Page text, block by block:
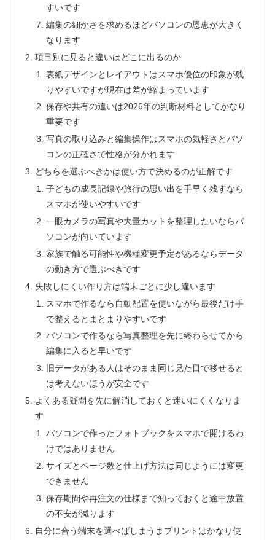
すいです
編集の細かさを求めるほどパソコンの恩恵が大きく
なります
項目別に見ると違いはどこに出るのか
表紙デザインとレイアウトはスマホ優位の印象が残
りやすいですが現在は差が縮まっています
保存や共有の違いは2026年の判断材料としてかなり
重要です
写真の取り込みと編集操作はスマホの気軽さとパソ
コンの正確さで性格が分かれます
どちらを選ぶべきかは使い方で決めるのが正解です
子どもの成長記録や旅行の思い出を手早く残すなら
スマホが使いやすいです
一眼カメラの写真や大量カットを整理したいならパ
ソコンが向いています
家族で触る可能性や機種変更予定があるならデータ
の動き方で選ぶべきです
失敗しにくい作り方は端末ごとに少し違います
スマホで作るなら自動配置を使いながら最後だけ手
で整えるとまとまりやすいです
パソコンで作るなら写真整理を先に終わらせてから
編集に入ると早いです
旧データがある人はそのまま同じ見た目で移せると
は考えないほうが安全です
よくある疑問を先に解消しておくと迷いにくくなりま
す
パソコンで作ったフォトブックをスマホで開けるわ
けではありません
サイズとページ数と仕上げ方法は同じようには変更
できません
保存期間や再注文の仕様まで知っておくと途中放置
の不安が減ります
自分に合う端末を選べばしまうまプリントはかなり使